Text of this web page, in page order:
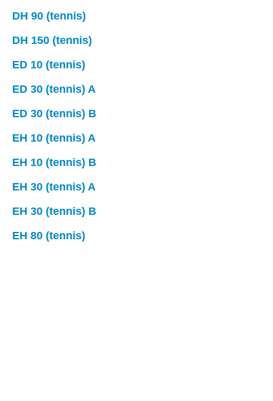
DH 90 (tennis)
DH 150 (tennis)
ED 10 (tennis)
ED 30 (tennis) A
ED 30 (tennis) B
EH 10 (tennis) A
EH 10 (tennis) B
EH 30 (tennis) A
EH 30 (tennis) B
EH 80 (tennis)